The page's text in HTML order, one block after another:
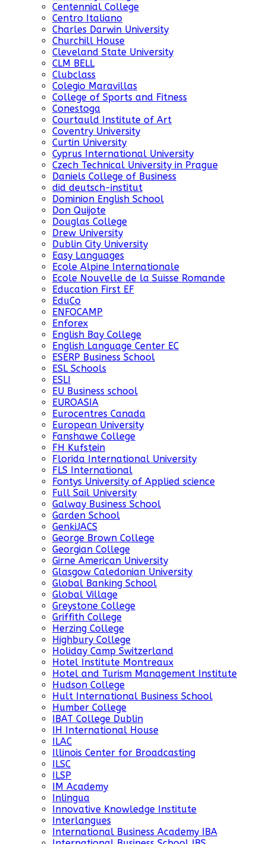
Centennial College
Centro Italiano
Charles Darwin University
Churchill House
Cleveland State University
CLM BELL
Clubclass
Colegio Maravillas
College of Sports and Fitness
Conestoga
Courtauld Institute of Art
Coventry University
Curtin University
Cyprus International University
Czech Technical University in Prague
Daniels College of Business
did deutsch-institut
Dominion English School
Don Quijote
Douglas College
Drew University
Dublin City University
Easy Languages
Ecole Alpine Internationale
Ecole Nouvelle de la Suisse Romande
Education First EF
EduCo
ENFOCAMP
Enforex
English Bay College
English Language Center EC
ESERP Business School
ESL Schools
ESLI
EU Business school
EUROASIA
Eurocentres Canada
European University
Fanshawe College
FH Kufstein
Florida International University
FLS International
Fontys University of Applied science
Full Sail University
Galway Business School
Garden School
GenkiJACS
George Brown College
Georgian College
Girne American University
Glasgow Caledonian University
Global Banking School
Global Village
Greystone College
Griffith College
Herzing College
Highbury College
Holiday Camp Switzerland
Hotel Institute Montreaux
Hotel and Turism Management Institute
Hudson College
Hult International Business School
Humber College
IBAT College Dublin
IH International House
ILAC
Illinois Center for Broadcasting
ILSC
ILSP
IM Academy
Inlingua
Innovative Knowledge Institute
Interlangues
International Business Academy IBA